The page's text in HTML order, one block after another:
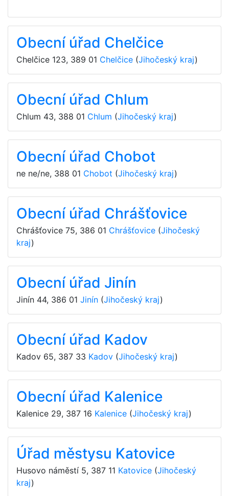
Obecní úřad Chelčice
Chelčice 123, 389 01 Chelčice (Jihočeský kraj)
Obecní úřad Chlum
Chlum 43, 388 01 Chlum (Jihočeský kraj)
Obecní úřad Chobot
ne ne/ne, 388 01 Chobot (Jihočeský kraj)
Obecní úřad Chrášťovice
Chrášťovice 75, 386 01 Chrášťovice (Jihočeský
kraj)
Obecní úřad Jinín
Jinín 44, 386 01 Jinín (Jihočeský kraj)
Obecní úřad Kadov
Kadov 65, 387 33 Kadov (Jihočeský kraj)
Obecní úřad Kalenice
Kalenice 29, 387 16 Kalenice (Jihočeský kraj)
Úřad městysu Katovice
Husovo náměstí 5, 387 11 Katovice (Jihočeský
kraj)